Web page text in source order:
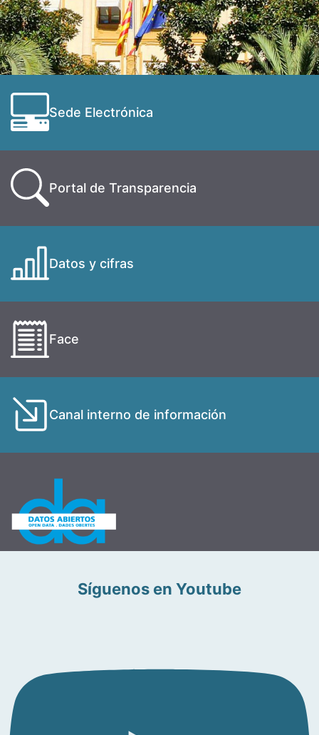
Sede Electrónica
Portal de Transparencia
Datos y cifras
Face
Canal interno de información
Síguenos en Youtube